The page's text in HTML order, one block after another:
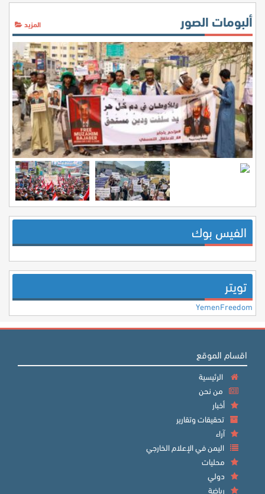
ألبومات الصور المزيد
الفيس بوك
تويتر
YemenFreedom
اقسام الموقع
الرئيسية
من نحن
أخبار
تحقيقات وتقارير
آراء
اليمن في الإعلام الخارجي
محليات
دولي
رياضة